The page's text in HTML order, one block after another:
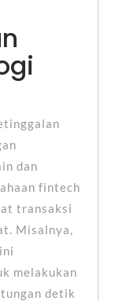
dan
fintech
transaksi
Misalnya,
melakukan
detik